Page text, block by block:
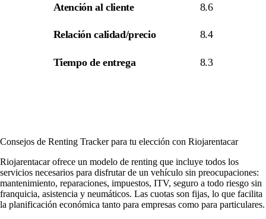
Atención al cliente 8.6
Relación calidad/precio 8.4
Tiempo de entrega 8.3
Consejos de Renting Tracker para tu elección con Riojarentacar
Riojarentacar ofrece un modelo de renting que incluye todos los
servicios necesarios para disfrutar de un vehículo sin preocupaciones:
mantenimiento, reparaciones, impuestos, ITV, seguro a todo riesgo sin
franquicia, asistencia y neumáticos. Las cuotas son fijas, lo que facilita
la planificación económica tanto para empresas como para particulares.